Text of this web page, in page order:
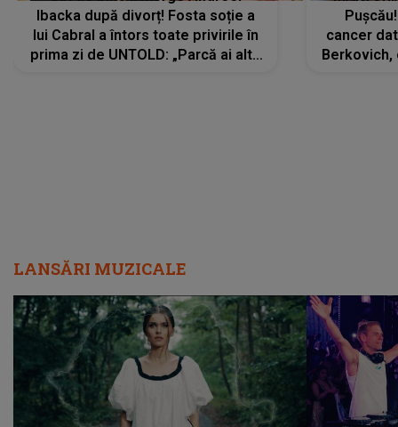
Ibacka după divorț! Fosta soție a
lui Cabral a întors toate privirile în
prima zi de UNTOLD: „Parcă ai altă
cancer
LANSĂRI MUZICALE